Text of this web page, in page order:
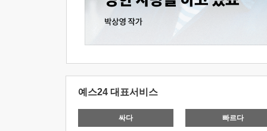
예스24 대표서비스
싸다 빠르다